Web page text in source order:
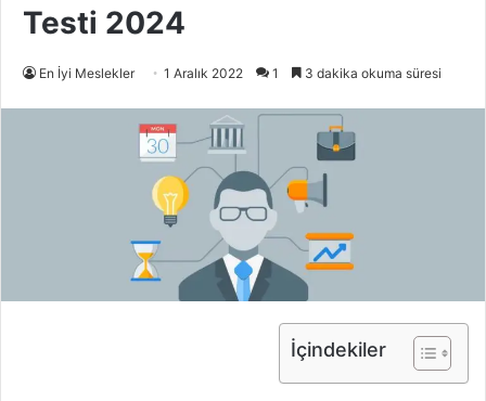
Testi 2024
En İyi Meslekler 1 Aralık 2022 1 3 dakika okuma süresi
İçindekiler